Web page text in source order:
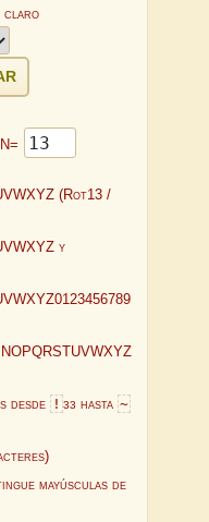
claro
(Rot13 /
y
desde ! 33 hasta~
mayúsculas de